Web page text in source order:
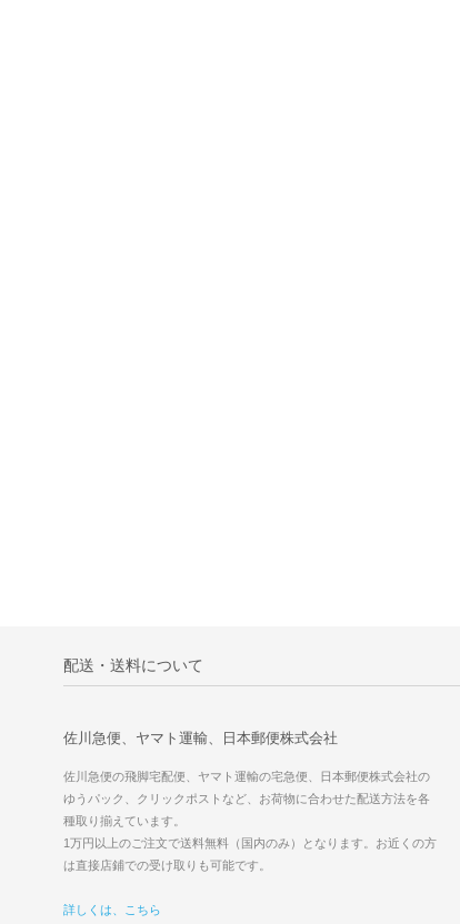
配送・送料について
佐川急便、ヤマト運輸、日本郵便株式会社
佐川急便の飛脚宅配便、ヤマト運輸の宅急便、日本郵便株式会社の
ゆうパック、クリックポストなど、お荷物に合わせた配送方法を各
種取り揃えています。
1万円以上のご注文で送料無料（国内のみ）となります。お近くの方
は直接店鋪での受け取りも可能です。
詳しくは、こちら